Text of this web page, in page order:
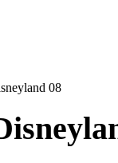
08